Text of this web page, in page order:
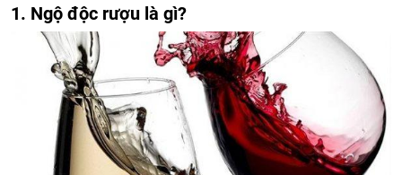
1. Ngộ độc rượu là gì?